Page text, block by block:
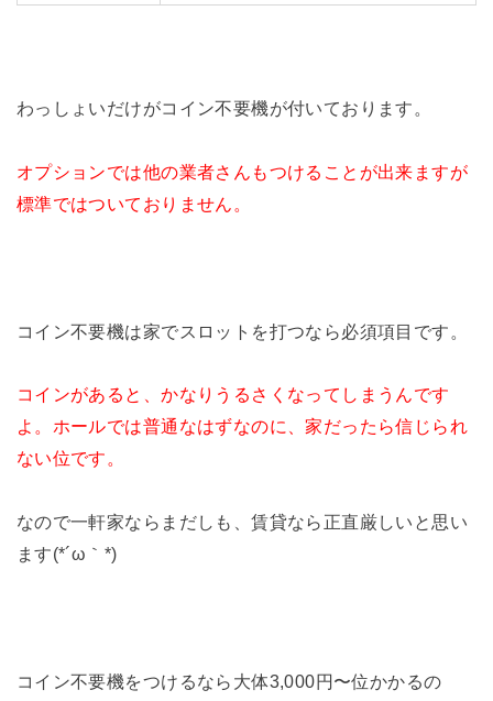
わっしょいだけがコイン不要機が付いております。
オプションでは他の業者さんもつけることが出来ますが
標準ではついておりません。
コイン不要機は家でスロットを打つなら必須項目です。
コインがあると、かなりうるさくなってしまうんです
よ。ホールでは普通なはずなのに、家だったら信じられ
ない位です。
なので一軒家ならまだしも、賃貸なら正直厳しいと思い
ます(*´ω｀*)
コイン不要機をつけるなら大体3,000円〜位かかるの